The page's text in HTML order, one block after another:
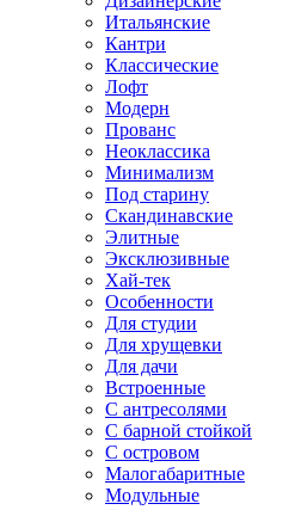
Итальянские
Кантри
Классические
Лофт
Модерн
Прованс
Неоклассика
Минимализм
Под старину
Скандинавские
Элитные
Эксклюзивные
Хай-тек
Особенности
Для студии
Для хрущевки
Для дачи
Встроенные
С антресолями
С барной стойкой
С островом
Малогабаритные
Модульные